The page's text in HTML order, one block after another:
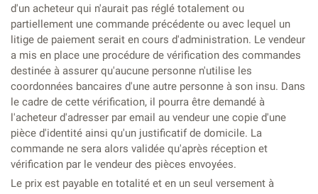
d'un acheteur qui n'aurait pas réglé totalement ou
partiellement une commande précédente ou avec lequel un
litige de paiement serait en cours d'administration. Le vendeur
a mis en place une procédure de vérification des commandes
destinée à assurer qu'aucune personne n'utilise les
coordonnées bancaires d'une autre personne à son insu. Dans
le cadre de cette vérification, il pourra être demandé à
l'acheteur d'adresser par email au vendeur une copie d'une
pièce d'identité ainsi qu'un justificatif de domicile. La
commande ne sera alors validée qu'après réception et
vérification par le vendeur des pièces envoyées.
Le prix est payable en totalité et en un seul versement à